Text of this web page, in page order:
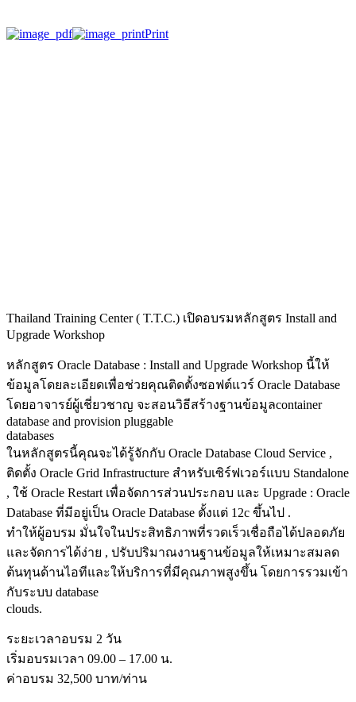
Print
Thailand Training Center ( T.T.C.) เปิดอบรมหลักสูตร Install and
Upgrade Workshop
หลักสูตร Oracle Database : Install and Upgrade Workshop นี้ให้
ข้อมูลโดยละเอียดเพื่อช่วยคุณติดตั้งซอฟต์แวร์ Oracle Database
โดยอาจารย์ผู้เชี่ยวชาญ จะสอนวิธีสร้างฐานข้อมูลcontainer
database and provision pluggable
databases
ในหลักสูตรนี้คุณจะได้รู้จักกับ Oracle Database Cloud Service ,
ติดตั้ง Oracle Grid Infrastructure สำหรับเซิร์ฟเวอร์แบบ Standalone
, ใช้ Oracle Restart เพื่อจัดการส่วนประกอบ และ Upgrade : Oracle
Database ที่มีอยู่เป็น Oracle Database ตั้งแต่ 12c ขึ้นไป .
ทำให้ผู้อบรม มั่นใจในประสิทธิภาพที่รวดเร็วเชื่อถือได้ปลอดภัย
และจัดการได้ง่าย , ปรับปริมาณงานฐานข้อมูลให้เหมาะสมลด
ต้นทุนด้านไอทีและให้บริการที่มีคุณภาพสูงขึ้น โดยการรวมเข้า
กับระบบ database
clouds.
ระยะเวลาอบรม 2 วัน
เริ่มอบรมเวลา 09.00 – 17.00 น.
ค่าอบรม 32,500 บาท/ท่าน